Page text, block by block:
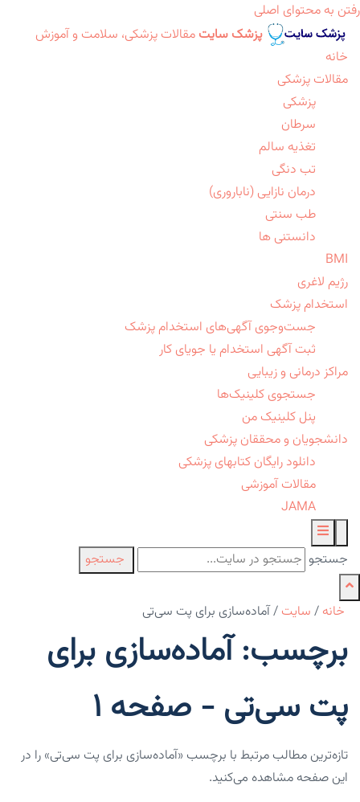
رفتن به محتوای اصلی
پزشک سایت مقالات پزشکی، سلامت و آموزش
خانه
مقالات پزشکی
پزشکی
سرطان
تغذیه سالم
تب دنگی
درمان نازایی (ناباروری)
طب سنتی
دانستنی ها
BMI
رژیم لاغری
استخدام پزشک
جست‌وجوی آگهی‌های استخدام پزشک
ثبت آگهی استخدام یا جویای کار
مراکز درمانی و زیبایی
جستجوی کلینیک‌ها
پنل کلینیک من
دانشجویان و محققان پزشکی
دانلود رایگان کتابهای پزشکی
مقالات آموزشی
JAMA
جستجو جستجو
خانه / سایت /آماده‌سازی برای پت سی‌تی
برچسب: آماده‌سازی برای
پت سی‌تی - صفحه 1
تازه‌ترین مطالب مرتبط با برچسب «آماده‌سازی برای پت سی‌تی» را در
این صفحه مشاهده می‌کنید.